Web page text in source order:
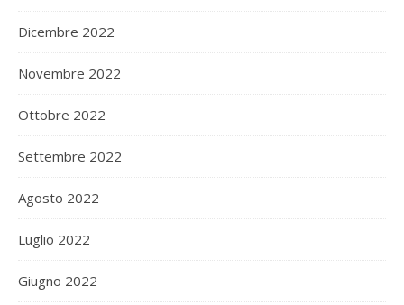
Dicembre 2022
Novembre 2022
Ottobre 2022
Settembre 2022
Agosto 2022
Luglio 2022
Giugno 2022